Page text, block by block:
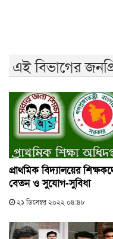
এই বিভাগের
প্রাথমিক বিদ্যালয়ের
বেতন ও সুযোগ-সুবিধা
২১ ডিসেম্বর ২০২২ ০৪:৪৮